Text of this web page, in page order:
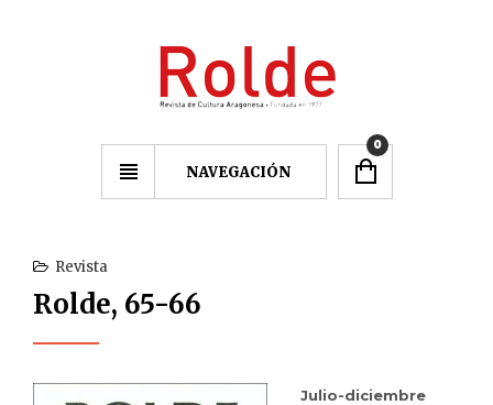
NAVEGACIÓN
0
Revista
Rolde, 65-66
Julio-diciembre